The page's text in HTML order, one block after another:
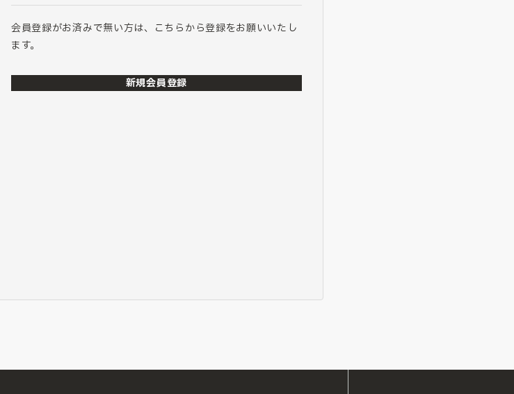
会員登録がお済みで無い方は、こちらから登録をお願いいたし
ます。
新規会員登録